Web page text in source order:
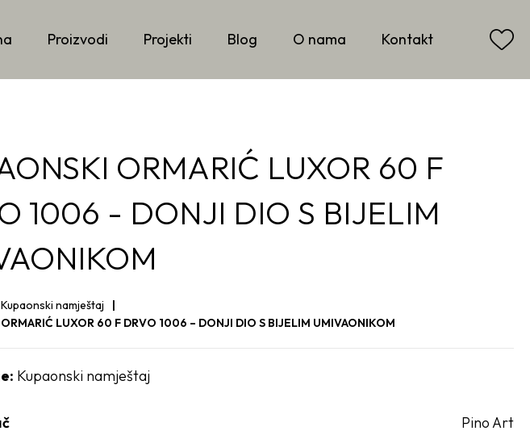
Proizvodi Projekti Blog O nama Kontakt
ORMARIĆ LUXOR 60 F
1006 - DONJI DIO S BIJELIM
Kupaonski namještaj
LUXOR 60 F DRVO 1006 – DONJI DIO S BIJELIM UMIVAONIKOM
Kupaonski namještaj
Pino Art